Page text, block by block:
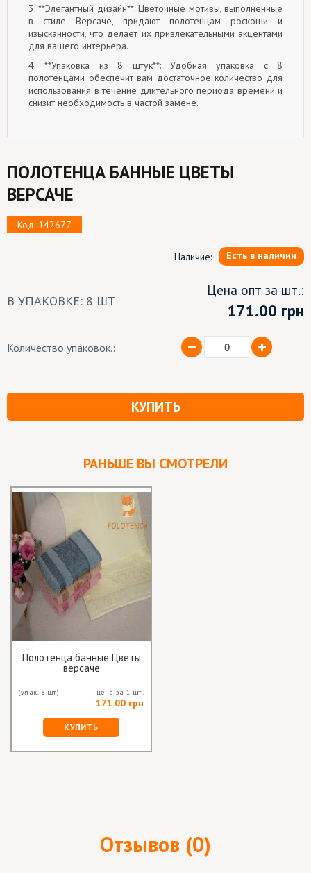
3. **Элегантный дизайн**: Цветочные мотивы, выполненные
в стиле Версаче, придают полотенцам роскоши и
изысканности, что делает их привлекательными акцентами
для вашего интерьера.
4. **Упаковка из 8 штук**: Удобная упаковка с 8
полотенцами обеспечит вам достаточное количество для
использования в течение длительного периода времени и
снизит необходимость в частой замене.
ПОЛОТЕНЦА БАННЫЕ ЦВЕТЫ
ВЕРСАЧЕ
Код: 142677
Наличие: Есть в наличии
В УПАКОВКЕ: 8 ШТ
Цена опт за шт.:
171.00 грн
Количество упаковок.:
КУПИТЬ
РАНЬШЕ ВЫ СМОТРЕЛИ
Полотенца банные Цветы
версаче
(упак. 8 шт) цена за 1 шт.
171.00 грн
КУПИТЬ
Отзывов (0)